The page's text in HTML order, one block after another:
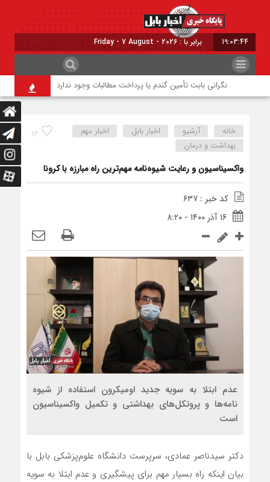
19:03:45 برابر با : Friday - 7 August - 2026
نگرانی بابت تأمین گندم یا پرداخت مطالبات وجود ندارد دریای
۱۳ خانه آرشیو اخبار بابل
اخبار مهم
بهداشت و درمان
واکسیناسیون و رعایت شیوه‌نامه مهم‌ترین راه مبارزه با کرونا
کد خبر : ۶۳۷
۱۶ آذر ۱۴۰۰ - ۸:۲۰
عدم ابتلا به سویه جدید اومیکرون استفاده از شیوه
نامه‌ها و پروتکل‌های بهداشتی و تکمیل واکسیناسیون
است
دکتر سیدناصر عمادی، سرپرست دانشگاه علوم‌پزشکی بابل با
بیان اینکه راه بسیار مهم برای پیشگیری و عدم ابتلا به سویه